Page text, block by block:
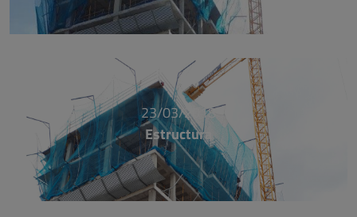
23/03/2018
Estructura